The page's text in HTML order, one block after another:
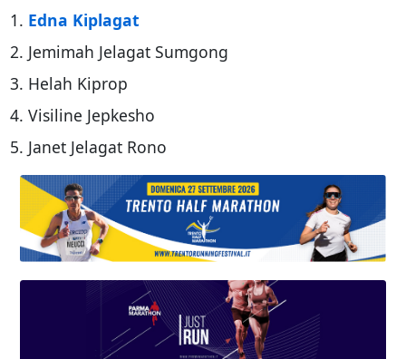
1. Edna Kiplagat
2. Jemimah Jelagat Sumgong
3. Helah Kiprop
4. Visiline Jepkesho
5. Janet Jelagat Rono